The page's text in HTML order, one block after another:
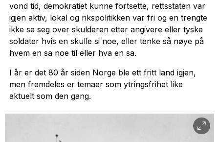
vond tid, demokratiet kunne fortsette, rettsstaten var
igjen aktiv, lokal og rikspolitikken var fri og en trengte
ikke se seg over skulderen etter angivere eller tyske
soldater hvis en skulle si noe, eller tenke så nøye på
hvem en sa noe til eller hva en sa.
I år er det 80 år siden Norge ble ett fritt land igjen,
men fremdeles er temaer som ytringsfrihet like
aktuelt som den gang.